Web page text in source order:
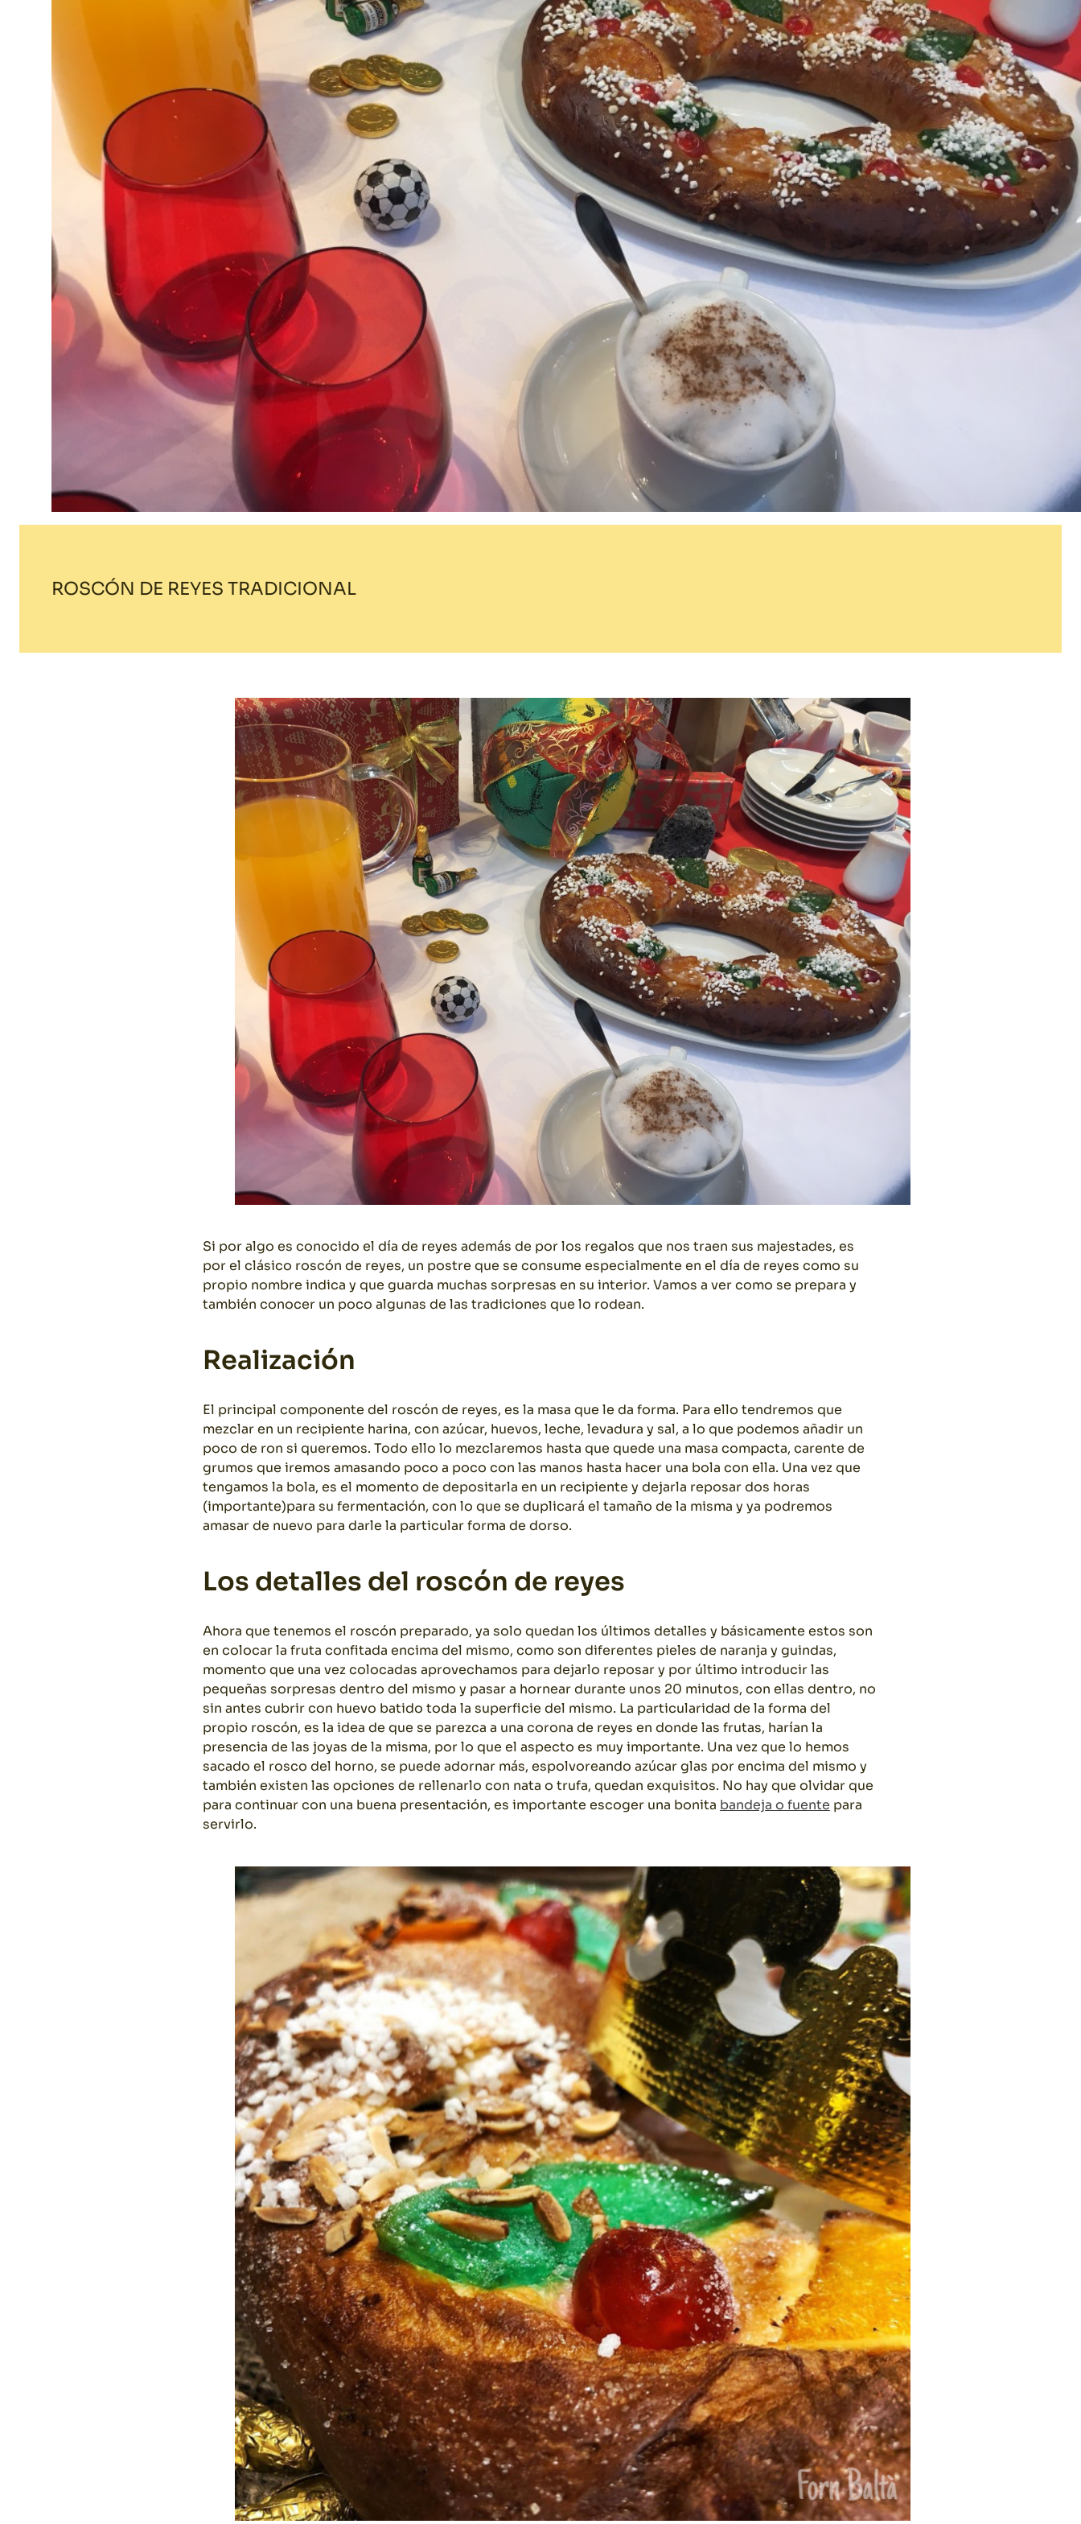
Decoration
Catering
equipment
ROSCÓN DE REYES TRADICIONAL
Si por algo es conocido el día de reyes además de por los regalos que nos traen sus majestades, es
por el clásico roscón de reyes, un postre que se consume especialmente en el día de reyes como su
propio nombre indica y que guarda muchas sorpresas en su interior. Vamos a ver como se prepara y
también conocer un poco algunas de las tradiciones que lo rodean.
Realización
El principal componente del roscón de reyes, es la masa que le da forma. Para ello tendremos que
mezclar en un recipiente harina, con azúcar, huevos, leche, levadura y sal, a lo que podemos añadir un
poco de ron si queremos. Todo ello lo mezclaremos hasta que quede una masa compacta, carente de
grumos que iremos amasando poco a poco con las manos hasta hacer una bola con ella. Una vez que
tengamos la bola, es el momento de depositarla en un recipiente y dejarla reposar dos horas
(importante)para su fermentación, con lo que se duplicará el tamaño de la misma y ya podremos
amasar de nuevo para darle la particular forma de dorso.
Los detalles del roscón de reyes
Ahora que tenemos el roscón preparado, ya solo quedan los últimos detalles y básicamente estos son
en colocar la fruta confitada encima del mismo, como son diferentes pieles de naranja y guindas,
momento que una vez colocadas aprovechamos para dejarlo reposar y por último introducir las
pequeñas sorpresas dentro del mismo y pasar a hornear durante unos 20 minutos, con ellas dentro, no
sin antes cubrir con huevo batido toda la superficie del mismo. La particularidad de la forma del
propio roscón, es la idea de que se parezca a una corona de reyes en donde las frutas, harían la
presencia de las joyas de la misma, por lo que el aspecto es muy importante. Una vez que lo hemos
sacado el rosco del horno, se puede adornar más, espolvoreando azúcar glas por encima del mismo y
también existen las opciones de rellenarlo con nata o trufa, quedan exquisitos. No hay que olvidar que
para continuar con una buena presentación, es importante escoger una bonita bandeja o fuente para
servirlo.